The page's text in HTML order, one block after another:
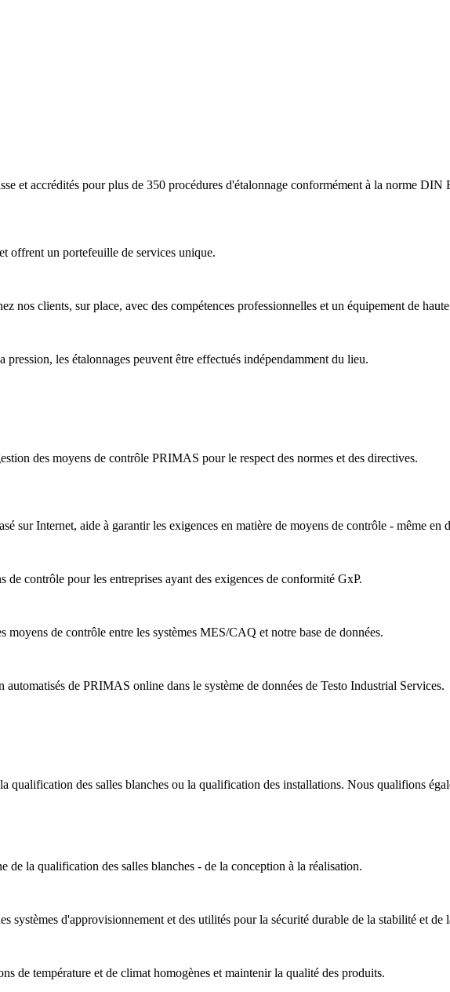
et accrédités pour plus de 350 procédures d'étalonnage conformément à la norme
offrent un portefeuille de services unique.
nos clients, sur place, avec des compétences professionnelles et un équipement de
les étalonnages peuvent être effectués indépendamment du lieu.
des moyens de contrôle PRIMAS pour le respect des normes et des directives.
sur Internet, aide à garantir les exigences en matière de moyens de contrôle - même en
contrôle pour les entreprises ayant des exigences de conformité GxP.
de contrôle entre les systèmes MES/CAQ et notre base de données.
de PRIMAS online dans le système de données de Testo Industrial Services.
des salles blanches ou la qualification des installations. Nous qualifions
de la qualification des salles blanches - de la conception à la réalisation.
systèmes d'approvisionnement et des utilités pour la sécurité durable de la stabilité et de
de température et de climat homogènes et maintenir la qualité des produits.